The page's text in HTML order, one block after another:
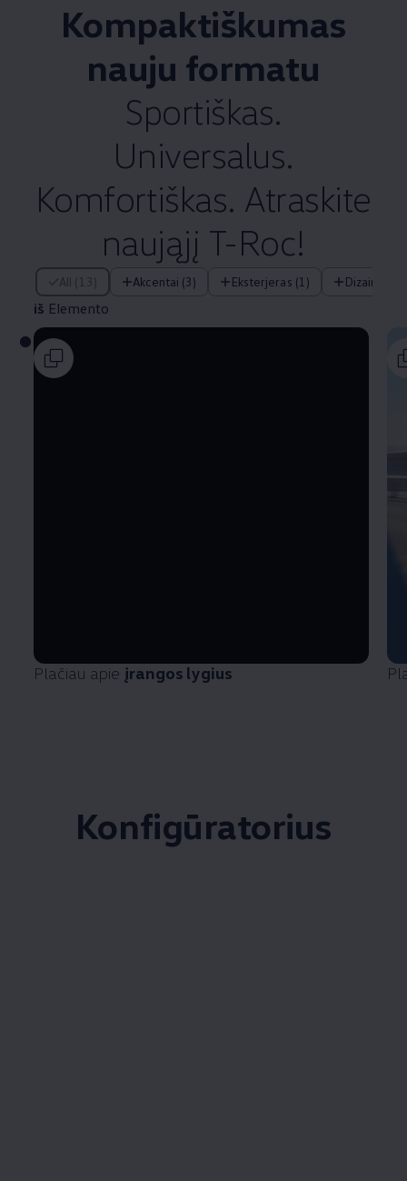
Kompaktiškumas
nauju formatu
Sportiškas.
Universalus.
Komfortiškas. Atraskite
naująjį T-Roc!
All (13) Akcentai (3) Eksterjeras (1) Dizainas (2)
iš Elemento
iš Elemento
Plačiau apie įrangos lygius
Konfigūratorius